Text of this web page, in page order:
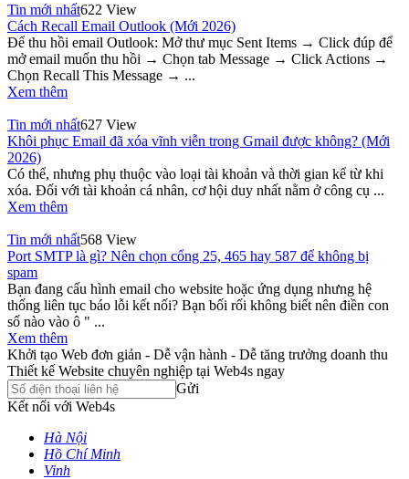
Tin mới nhất622 View
Cách Recall Email Outlook (Mới 2026)
Để thu hồi email Outlook: Mở thư mục Sent Items → Click đúp để
mở email muốn thu hồi → Chọn tab Message → Click Actions →
Chọn Recall This Message → ...
Xem thêm
Tin mới nhất627 View
Khôi phục Email đã xóa vĩnh viễn trong Gmail được không? (Mới
2026)
Có thể, nhưng phụ thuộc vào loại tài khoản và thời gian kể từ khi
xóa. Đối với tài khoản cá nhân, cơ hội duy nhất nằm ở công cụ ...
Xem thêm
Tin mới nhất568 View
Port SMTP là gì? Nên chọn cổng 25, 465 hay 587 để không bị
spam
Bạn đang cấu hình email cho website hoặc ứng dụng nhưng hệ
thống liên tục báo lỗi kết nối? Bạn bối rối không biết nên điền con
số nào vào ô " ...
Xem thêm
Khởi tạo Web đơn giản - Dễ vận hành - Dễ tăng trưởng doanh thu
Thiết kế Website chuyên nghiệp tại Web4s ngay
Gửi
Kết nối với Web4s
Hà Nội
Hồ Chí Minh
Vinh